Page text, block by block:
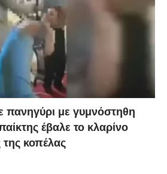
πανηγύρι με γυμνόστηθη
έβαλε το κλαρίνο
κοπέλας